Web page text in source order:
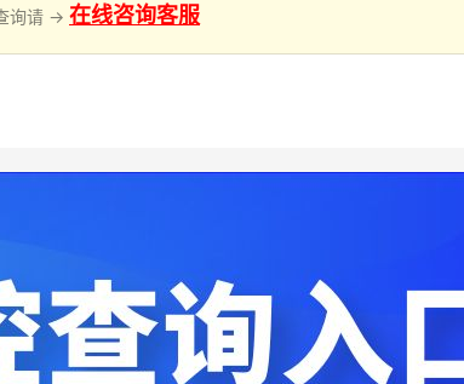
询请 → 在线咨询客服